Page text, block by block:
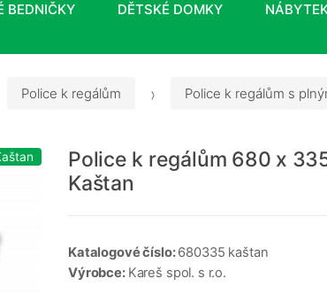
BEDNIČKY DĚTSKÉ DOMKY
Police k regálům Police k regálům s
Police k regálům 680 x
Kaštan
Katalogové číslo:680335 kaštan
Výrobce: Kareš spol. s r.o.